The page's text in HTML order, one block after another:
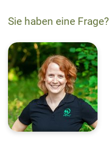
Sie haben eine Frage?